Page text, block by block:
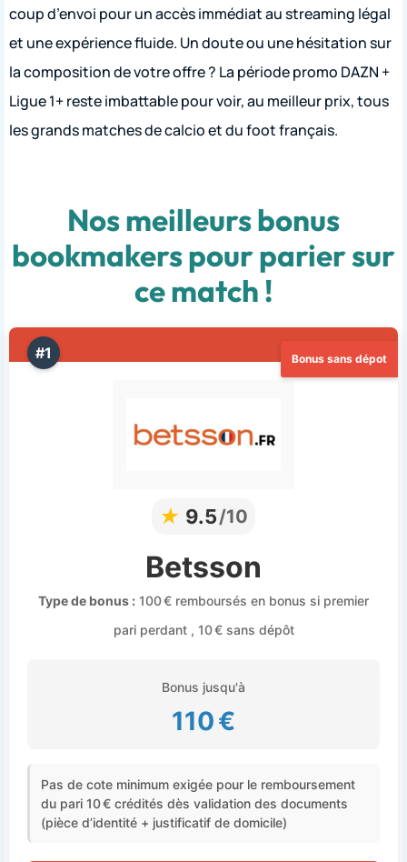
coup d’envoi pour un accès immédiat au streaming légal
et une expérience fluide. Un doute ou une hésitation sur
la composition de votre offre ? La période promo DAZN +
Ligue 1+ reste imbattable pour voir, au meilleur prix, tous
les grands matches de calcio et du foot français.
Nos meilleurs bonus
bookmakers pour parier sur
ce match !
Bonus sans dépot
#1
★ 9.5/10
Betsson
Type de bonus : 100 € remboursés en bonus si premier
pari perdant , 10 € sans dépôt
Bonus jusqu'à
110 €
Pas de cote minimum exigée pour le remboursement
du pari 10 € crédités dès validation des documents
(pièce d’identité + justificatif de domicile)